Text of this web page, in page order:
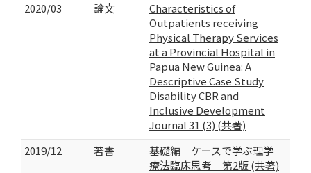
2020/03
論文
Characteristics of
Outpatients receiving
Physical Therapy Services
at a Provincial Hospital in
Papua New Guinea: A
Descriptive Case Study
Disability CBR and
Inclusive Development
Journal 31 (3) (共著)
2019/12
著書
基礎編 ケースで学ぶ理学
療法臨床思考 第2版 (共著)